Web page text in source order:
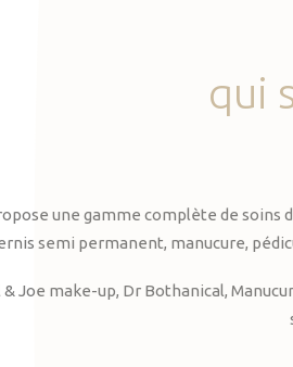
qui
une gamme complète de
semi permanent, manucure,
& Joe make-up, Dr Bothanical,